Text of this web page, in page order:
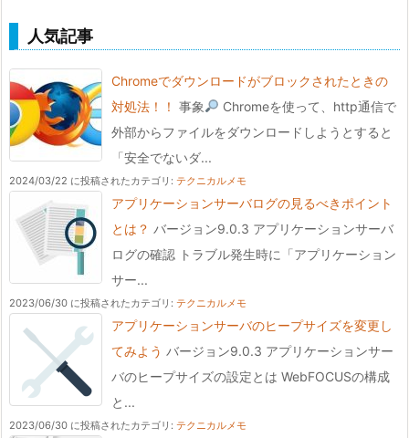
人気記事
Chromeでダウンロードがブロックされたときの
対処法！！ 事象
Chromeを使って、http通信で
外部からファイルをダウンロードしようとすると
「安全でないダ...
2024/03/22 に投稿されたカテゴリ: テクニカルメモ
アプリケーションサーバログの見るべきポイント
とは？ バージョン9.0.3 アプリケーションサーバ
ログの確認 トラブル発生時に「アプリケーション
サー...
2023/06/30 に投稿されたカテゴリ: テクニカルメモ
アプリケーションサーバのヒープサイズを変更し
てみよう バージョン9.0.3 アプリケーションサー
バのヒープサイズの設定とは WebFOCUSの構成
と...
2023/06/30 に投稿されたカテゴリ: テクニカルメモ